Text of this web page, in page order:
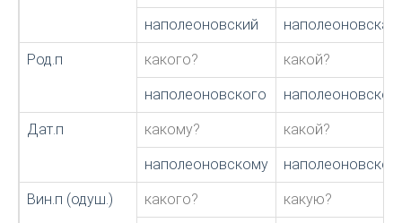
наполеоновский наполеоновская
Род.п какого? какой?
наполеоновского наполеоновской
Дат.п какому? какой?
наполеоновскому наполеоновской
Вин.п (одуш.) какого? какую?